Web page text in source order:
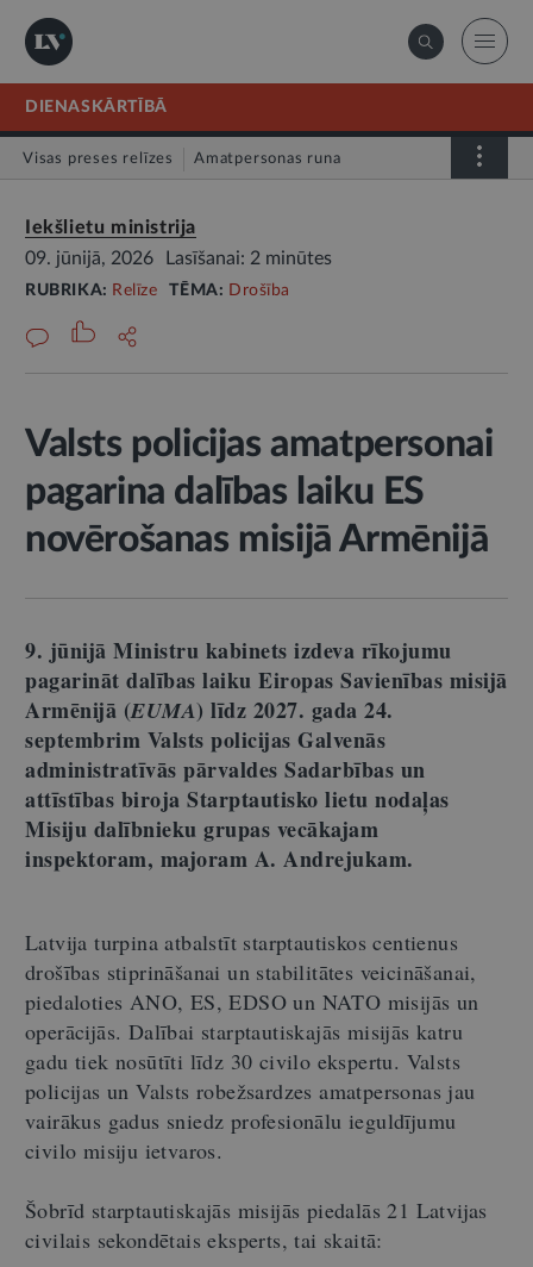
DIENASKĀRTĪBĀ
Visas preses relīzes Amatpersonas runa
Iekšlietu ministrija
09. jūnijā, 2026
Lasīšanai: 2 minūtes
RUBRIKA: Relīze TĒMA: Drošība
Valsts policijas amatpersonai
pagarina dalības laiku ES
novērošanas misijā Armēnijā
9. jūnijā Ministru kabinets izdeva rīkojumu
pagarināt dalības laiku Eiropas Savienības misijā
Armēnijā (EUMA) līdz 2027. gada 24.
septembrim Valsts policijas Galvenās
administratīvās pārvaldes Sadarbības un
attīstības biroja Starptautisko lietu nodaļas
Misiju dalībnieku grupas vecākajam
inspektoram, majoram A. Andrejukam.
Latvija turpina atbalstīt starptautiskos centienus
drošības stiprināšanai un stabilitātes veicināšanai,
piedaloties ANO, ES, EDSO un NATO misijās un
operācijās. Dalībai starptautiskajās misijās katru
gadu tiek nosūtīti līdz 30 civilo ekspertu. Valsts
policijas un Valsts robežsardzes amatpersonas jau
vairākus gadus sniedz profesionālu ieguldījumu
civilo misiju ietvaros.
Šobrīd starptautiskajās misijās piedalās 21 Latvijas
civilais sekondētais eksperts, tai skaitā: